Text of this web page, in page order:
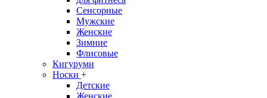
Сенсорные
Мужские
Женские
Зимние
Флисовые
Кигуруми
Носки +
Детские
Женские